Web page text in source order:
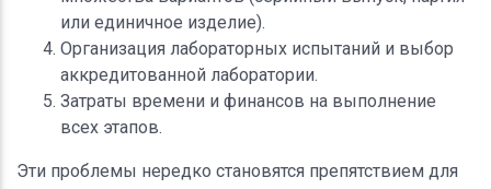
или единичное изделие).
Организация лабораторных испытаний и выбор
аккредитованной лаборатории.
Затраты времени и финансов на выполнение
всех этапов.
Эти проблемы нередко становятся препятствием для